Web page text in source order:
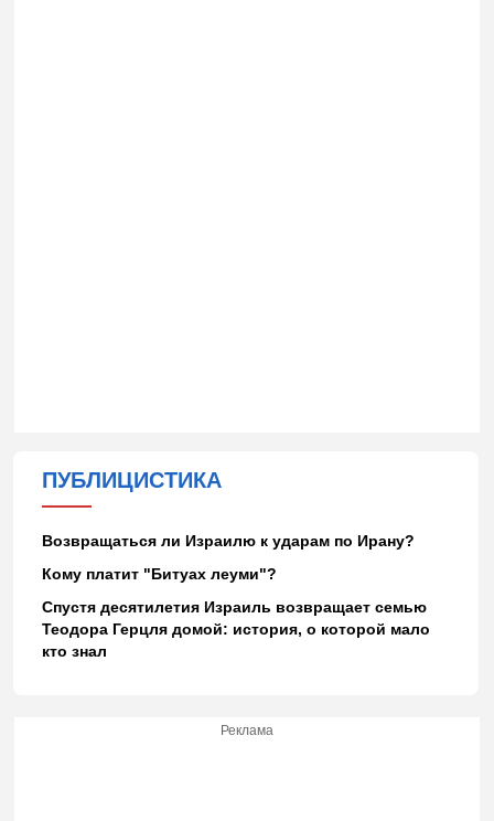
ПУБЛИЦИСТИКА
Возвращаться ли Израилю к ударам по Ирану?
Кому платит "Битуах леуми"?
Спустя десятилетия Израиль возвращает семью
Теодора Герцля домой: история, о которой мало
кто знал
Реклама